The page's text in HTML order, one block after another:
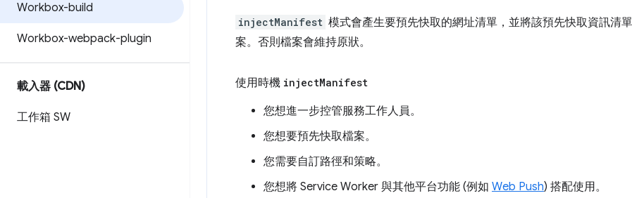
Workbox-build
Workbox-webpack-plugin
載入器 (CDN)
工作箱 SW
injectManifest 模式會產生要預先快取的網址清單，並將該預先快取資訊清
案。否則檔案會維持原狀。
使用時機 injectManifest
您想進一步控管服務工作人員。
您想要預先快取檔案。
您需要自訂路徑和策略。
您想將 Service Worker 與其他平台功能 (例如 Web Push) 搭配使用。